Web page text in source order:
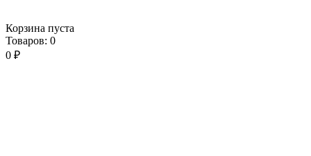
Корзина пуста
Товаров: 0
0 ₽